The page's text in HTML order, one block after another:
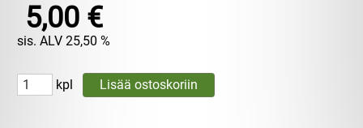
5,00 €
sis. ALV 25,50 %
kpl